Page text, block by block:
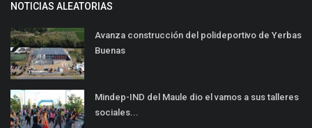
NOTICIAS ALEATORIAS
Avanza construcción del polideportivo de Yerbas
Buenas
Mindep-IND del Maule dio el vamos a sus talleres
sociales...